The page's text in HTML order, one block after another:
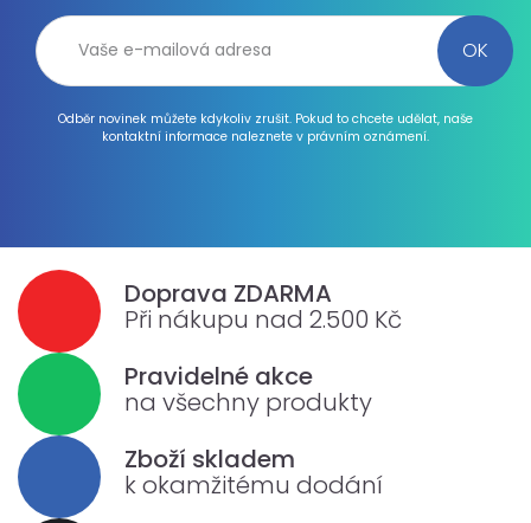
Odběr novinek můžete kdykoliv zrušit. Pokud to chcete udělat, naše
kontaktní informace naleznete v právním oznámení.
Doprava ZDARMA
Při nákupu nad 2.500 Kč
Pravidelné akce
na všechny produkty
Zboží skladem
k okamžitému dodání